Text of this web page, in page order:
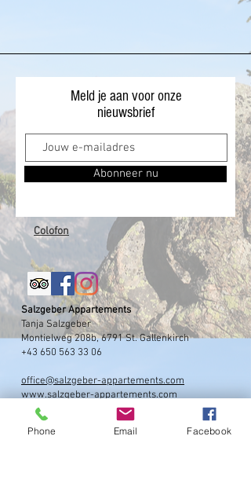
Meld je aan voor onze
nieuwsbrief
Abonneer nu
Colofon
Salzgeber Appartements
Tanja Salzgeber
Montielweg 208b, 6791 St. Gallenkirch
+43 650 563 33 06
office@salzgeber-appartements.com
www.salzgeber-appartements.com
Phone Email Facebook